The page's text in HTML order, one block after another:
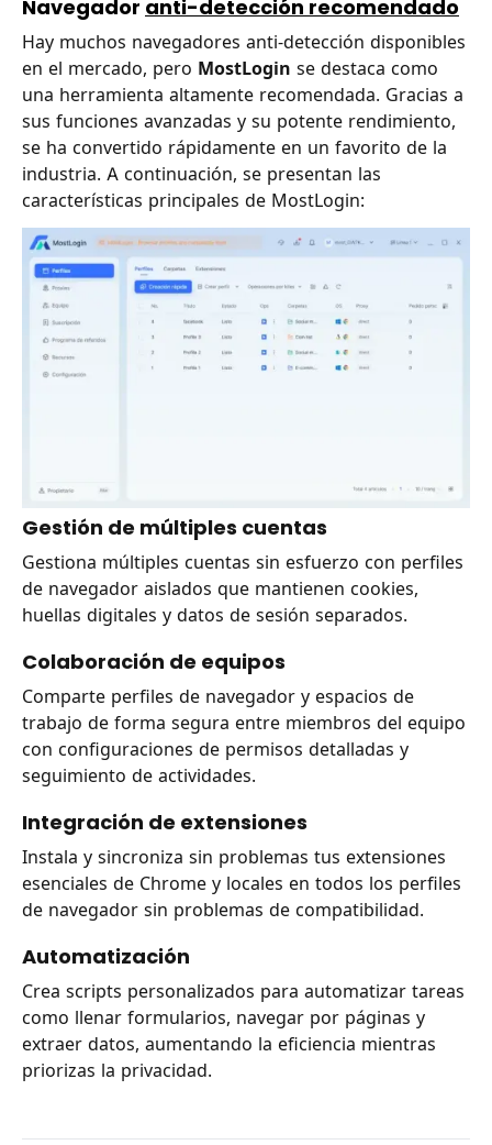
Navegador anti-detección recomendado
Hay muchos navegadores anti-detección disponibles
en el mercado, pero MostLogin se destaca como
una herramienta altamente recomendada. Gracias a
sus funciones avanzadas y su potente rendimiento,
se ha convertido rápidamente en un favorito de la
industria. A continuación, se presentan las
características principales de MostLogin:
Gestión de múltiples cuentas
Gestiona múltiples cuentas sin esfuerzo con perfiles
de navegador aislados que mantienen cookies,
huellas digitales y datos de sesión separados.
Colaboración de equipos
Comparte perfiles de navegador y espacios de
trabajo de forma segura entre miembros del equipo
con configuraciones de permisos detalladas y
seguimiento de actividades.
Integración de extensiones
Instala y sincroniza sin problemas tus extensiones
esenciales de Chrome y locales en todos los perfiles
de navegador sin problemas de compatibilidad.
Automatización
Crea scripts personalizados para automatizar tareas
como llenar formularios, navegar por páginas y
extraer datos, aumentando la eficiencia mientras
priorizas la privacidad.